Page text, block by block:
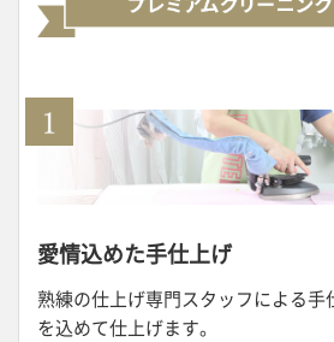
愛情込めた手仕上げ
熟練の仕上げ専門スタッフによる手
を込めて仕上げます。